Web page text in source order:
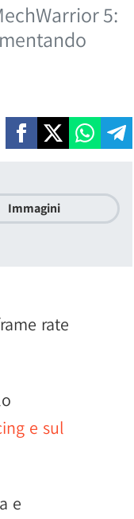
5:
Immagini
rate
e sul
e